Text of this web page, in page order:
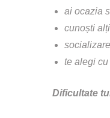
ai ocazia
cunoști
socializare
te alegi
Dificultate